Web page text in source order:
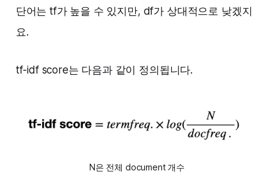
단어는 tf가 높을 수 있지만, df가 상대적으로 낮겠지
요. ‌‌
tf-idf score는 다음과 같이 정의됩니다.‌‌
N은 전체 document 개수